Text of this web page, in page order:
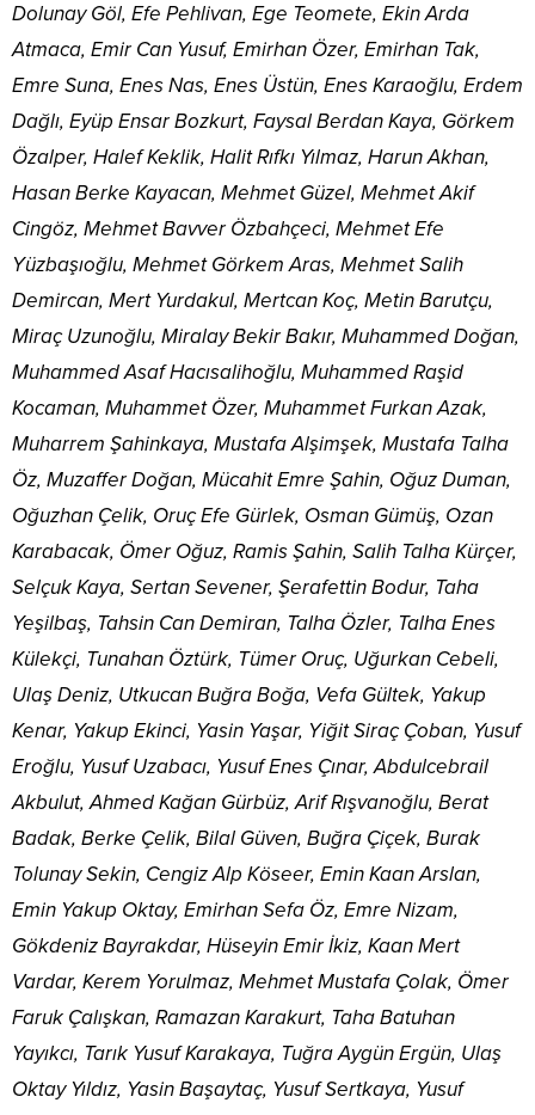
Dolunay Göl, Efe Pehlivan, Ege Teomete, Ekin Arda
Atmaca, Emir Can Yusuf, Emirhan Özer, Emirhan Tak,
Emre Suna, Enes Nas, Enes Üstün, Enes Karaoğlu, Erdem
Dağlı, Eyüp Ensar Bozkurt, Faysal Berdan Kaya, Görkem
Özalper, Halef Keklik, Halit Rıfkı Yılmaz, Harun Akhan,
Hasan Berke Kayacan, Mehmet Güzel, Mehmet Akif
Cingöz, Mehmet Bavver Özbahçeci, Mehmet Efe
Yüzbaşıoğlu, Mehmet Görkem Aras, Mehmet Salih
Demircan, Mert Yurdakul, Mertcan Koç, Metin Barutçu,
Miraç Uzunoğlu, Miralay Bekir Bakır, Muhammed Doğan,
Muhammed Asaf Hacısalihoğlu, Muhammed Raşid
Kocaman, Muhammet Özer, Muhammet Furkan Azak,
Muharrem Şahinkaya, Mustafa Alşimşek, Mustafa Talha
Öz, Muzaffer Doğan, Mücahit Emre Şahin, Oğuz Duman,
Oğuzhan Çelik, Oruç Efe Gürlek, Osman Gümüş, Ozan
Karabacak, Ömer Oğuz, Ramis Şahin, Salih Talha Kürçer,
Selçuk Kaya, Sertan Sevener, Şerafettin Bodur, Taha
Yeşilbaş, Tahsin Can Demiran, Talha Özler, Talha Enes
Külekçi, Tunahan Öztürk, Tümer Oruç, Uğurkan Cebeli,
Ulaş Deniz, Utkucan Buğra Boğa, Vefa Gültek, Yakup
Kenar, Yakup Ekinci, Yasin Yaşar, Yiğit Siraç Çoban, Yusuf
Eroğlu, Yusuf Uzabacı, Yusuf Enes Çınar, Abdulcebrail
Akbulut, Ahmed Kağan Gürbüz, Arif Rışvanoğlu, Berat
Badak, Berke Çelik, Bilal Güven, Buğra Çiçek, Burak
Tolunay Sekin, Cengiz Alp Köseer, Emin Kaan Arslan,
Emin Yakup Oktay, Emirhan Sefa Öz, Emre Nizam,
Gökdeniz Bayrakdar, Hüseyin Emir İkiz, Kaan Mert
Vardar, Kerem Yorulmaz, Mehmet Mustafa Çolak, Ömer
Faruk Çalışkan, Ramazan Karakurt, Taha Batuhan
Yayıkcı, Tarık Yusuf Karakaya, Tuğra Aygün Ergün, Ulaş
Oktay Yıldız, Yasin Başaytaç, Yusuf Sertkaya, Yusuf